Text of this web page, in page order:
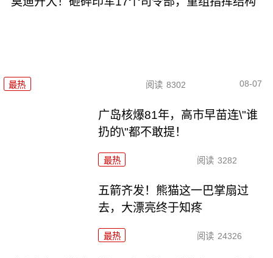
最热 阅读 8302 08-07
广岛核爆81年，高市早苗连\"谁
扔的\"都不敢提！
最热 阅读 3282
五箭齐发！熊猫这一巴掌扇过
去，大漂亮终于知疼
最热 阅读 24326